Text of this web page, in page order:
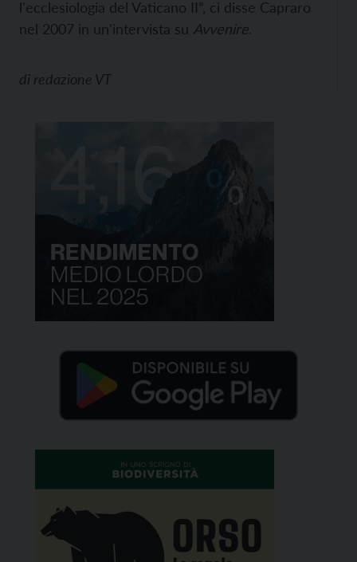
l'ecclesiologia del Vaticano II”, ci disse Capraro
nel 2007 in un'intervista su Avvenire.
di redazione VT